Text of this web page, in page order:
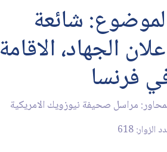
شائعة
الجهاد، الاقامة
فرنسا
مراسل صحيفة نيوزويك الامريكية
الزوار: 618